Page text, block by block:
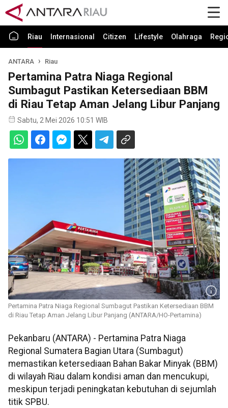
Riau Internasional Citizen Lifestyle Olahraga
ANTARA Riau
Pertamina Patra Niaga Regional
Sumbagut Pastikan Ketersediaan BBM
di Riau Tetap Aman Jelang Libur Panjang
Sabtu, 2 Mei 2026 10:51 WIB
Pertamina Patra Niaga Regional Sumbagut Pastikan Ketersediaan BBM
di Riau Tetap Aman Jelang Libur Panjang (ANTARA/HO-Pertamina)
Pekanbaru (ANTARA) - Pertamina Patra Niaga
Regional Sumatera Bagian Utara (Sumbagut)
memastikan ketersediaan Bahan Bakar Minyak (BBM)
di wilayah Riau dalam kondisi aman dan mencukupi,
meskipun terjadi peningkatan kebutuhan di sejumlah
titik SPBU.